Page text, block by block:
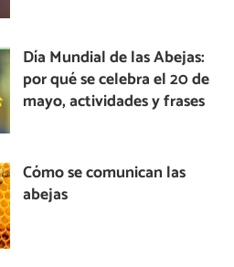
Día Mundial de las Abejas:
por qué se celebra el 20 de
mayo, actividades y frases
Cómo se comunican las
abejas